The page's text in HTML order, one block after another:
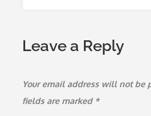
Leave a Reply
Your email address will not be
fields are marked *